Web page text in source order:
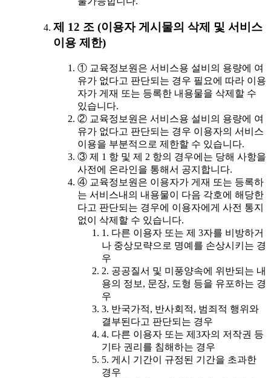
제 12 조 (이용자 게시물의 삭제 및 서비스
이용 제한)
① 교육정보원은 서비스용 설비의 용량에 여
유가 없다고 판단되는 경우 필요에 따라 이용
자가 게재 또는 등록한 내용물을 삭제할 수
있습니다.
② 교육정보원은 서비스용 설비의 용량에 여
유가 없다고 판단되는 경우 이용자의 서비스
이용을 부분적으로 제한할 수 있습니다.
③ 제 1 항 및 제 2 항의 경우에는 당해 사항을
사전에 온라인을 통해서 공지합니다.
④ 교육정보원은 이용자가 게재 또는 등록하
는 서비스내의 내용물이 다음 각호에 해당한
다고 판단되는 경우에 이용자에게 사전 통지
없이 삭제할 수 있습니다.
1. 다른 이용자 또는 제 3자를 비방하거
나 중상모략으로 명예를 손상시키는 경
우
2. 공공질서 및 미풍양속에 위반되는 내
용의 정보, 문장, 도형 등을 유포하는 경
우
3. 반국가적, 반사회적, 범죄적 행위와
결부된다고 판단되는 경우
4. 다른 이용자 또는 제3자의 저작권 등
기타 권리를 침해하는 경우
5. 게시 기간이 규정된 기간을 초과한
경우